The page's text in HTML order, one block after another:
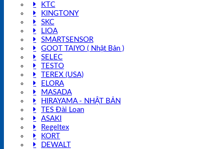
KTC
KINGTONY
SKC
LIOA
SMARTSENSOR
GOOT TAIYO ( Nhật Bản )
SELEC
TESTO
TEREX (USA)
ELORA
MASADA
HIRAYAMA - NHẬT BẢN
TES Đài Loan
ASAKI
Regeltex
KORT
DEWALT